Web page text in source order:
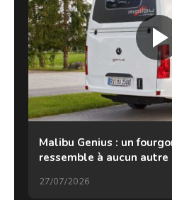
Malibu Genius : un
ressemble à aucun autre
27/07/2026